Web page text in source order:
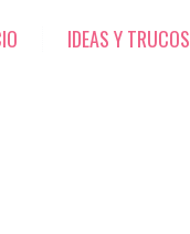
IDEAS Y TRUCOS